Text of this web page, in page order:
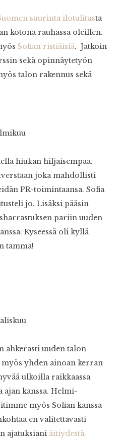
suurinta ilotulitusta
kotona rauhassa oleillen.
Sofian ristiäisiä. Jatkoin
sekä opinnäytetyön
talon rakennus sekä
hiukan hiljaisempaa.
joka mahdollisti
PR-toimintaansa. Sofia
jo. Lisäksi pääsin
pariin uuden
Kyseessä oli kyllä
tamma!
ahkerasti uuden talon
yhden ainoan kerran
ulkoilla raikkaassa
ajan kanssa. Helmi-
myös Sofian kanssa
en valitettavasti
ajatuksiani äitiydestä.